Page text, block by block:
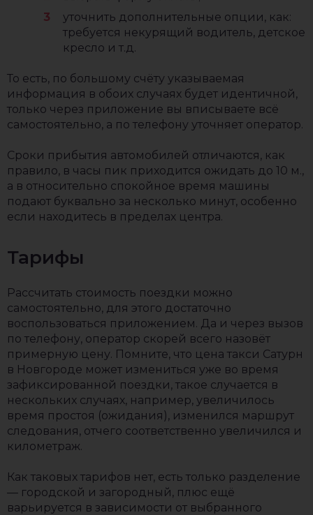
уточнить дополнительные опции, как:
требуется некурящий водитель, детское
кресло и т.д.
То есть, по большому счёту указываемая
информация в обоих случаях будет идентичной,
только через приложение вы вписываете всё
самостоятельно, а по телефону уточняет оператор.
Сроки прибытия автомобилей отличаются, как
правило, в часы пик приходится ожидать до 10 м.,
а в относительно спокойное время машины
подают буквально за несколько минут, особенно
если находитесь в пределах центра.
Тарифы
Рассчитать стоимость поездки можно
самостоятельно, для этого достаточно
воспользоваться приложением. Да и через вызов
по телефону, оператор скорей всего назовёт
примерную цену. Помните, что цена такси Сатурн
в Новгороде может измениться уже во время
зафиксированной поездки, такое случается в
нескольких случаях, например, увеличилось
время простоя (ожидания), изменился маршрут
следования, отчего соответственно увеличился и
километраж.
Как таковых тарифов нет, есть только разделение
— городской и загородный, плюс ещё
варьируется в зависимости от выбранного